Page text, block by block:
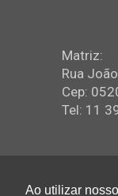
Matriz:
Rua
Cep:
Tel: 11
Ao utilizar